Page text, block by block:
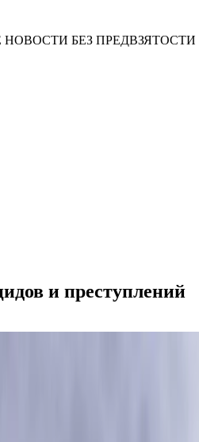
БЕЗ ПРЕДВЗЯТОСТИ
и преступлений